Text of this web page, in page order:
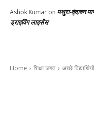
Ashok Kumar on मथुरा-वृंदावन
ड्राइविंग लाइसेंस